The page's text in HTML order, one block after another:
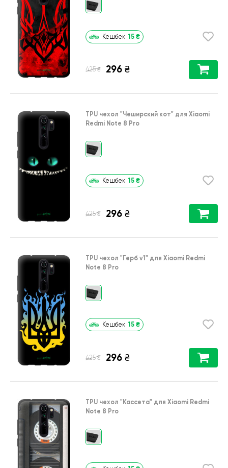
Кешбек 15 ₴
425 ₴ 296 ₴
TPU чехол "Чеширский кот" для Xiaomi
Redmi Note 8 Pro
Кешбек 15 ₴
425 ₴ 296 ₴
TPU чехол "Герб v1" для Xiaomi Redmi
Note 8 Pro
Кешбек 15 ₴
425 ₴ 296 ₴
TPU чехол "Кассета" для Xiaomi Redmi
Note 8 Pro